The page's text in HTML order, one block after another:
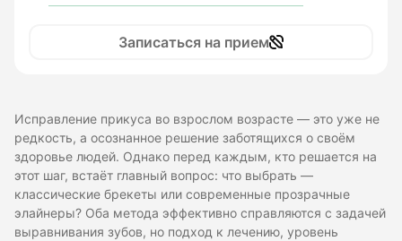
Записаться на прием
Исправление прикуса во взрослом возрасте — это уже не
редкость, а осознанное решение заботящихся о своём
здоровье людей. Однако перед каждым, кто решается на
этот шаг, встаёт главный вопрос: что выбрать —
классические брекеты или современные прозрачные
элайнеры? Оба метода эффективно справляются с задачей
выравнивания зубов, но подход к лечению, уровень